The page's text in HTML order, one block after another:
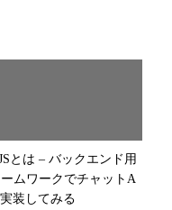
とは – バックエンド用
ムワークでチャットA
装してみる